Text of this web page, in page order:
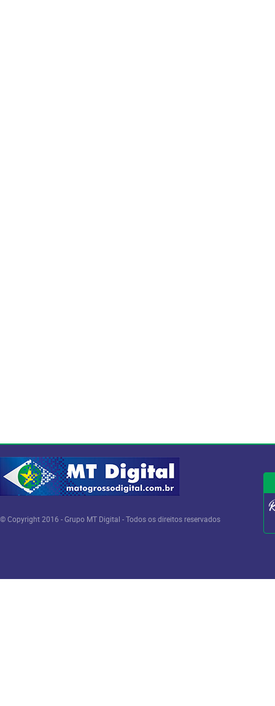
© Copyright 2016 - Grupo MT Digital - Todos os direitos reservados